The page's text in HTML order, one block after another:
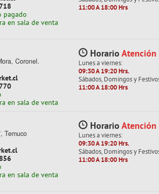
en sala de venta
11:00 A 18:00 Hrs
Coronel.
en sala de venta
Lunes a viernes:
09:30 A 19:20 Hrs.
Sábados, Domingos y Festivos:
11:00 A 18:00 Hrs
en sala de venta
Lunes a viernes:
09:30 A 19:20 Hrs.
Sábados, Domingos y Festivos:
11:00 A 18:00 Hrs